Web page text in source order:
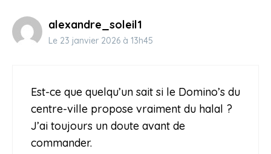
alexandre_soleil1
Le 23 janvier 2026 à 13h45
Est-ce que quelqu’un sait si le Domino’s du
centre-ville propose vraiment du halal ?
J’ai toujours un doute avant de
commander.